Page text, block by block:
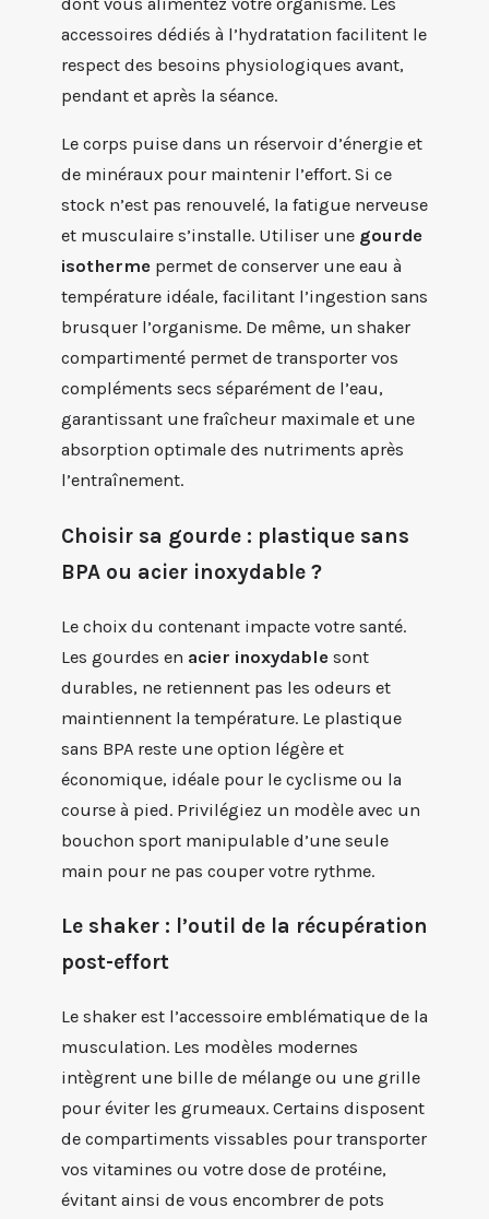
accessoires dédiés à l’hydratation facilitent le
respect des besoins physiologiques avant,
pendant et après la séance.
Le corps puise dans un réservoir d’énergie et
de minéraux pour maintenir l’effort. Si ce
stock n’est pas renouvelé, la fatigue nerveuse
et musculaire s’installe. Utiliser une gourde
isotherme permet de conserver une eau à
température idéale, facilitant l’ingestion sans
brusquer l’organisme. De même, un shaker
compartimenté permet de transporter vos
compléments secs séparément de l’eau,
garantissant une fraîcheur maximale et une
absorption optimale des nutriments après
l’entraînement.
Choisir sa gourde : plastique sans
BPA ou acier inoxydable ?
Le choix du contenant impacte votre santé.
Les gourdes en acier inoxydable sont
durables, ne retiennent pas les odeurs et
maintiennent la température. Le plastique
sans BPA reste une option légère et
économique, idéale pour le cyclisme ou la
course à pied. Privilégiez un modèle avec un
bouchon sport manipulable d’une seule
main pour ne pas couper votre rythme.
Le shaker : l’outil de la récupération
post-effort
Le shaker est l’accessoire emblématique de la
musculation. Les modèles modernes
intègrent une bille de mélange ou une grille
pour éviter les grumeaux. Certains disposent
de compartiments vissables pour transporter
vos vitamines ou votre dose de protéine,
évitant ainsi de vous encombrer de pots